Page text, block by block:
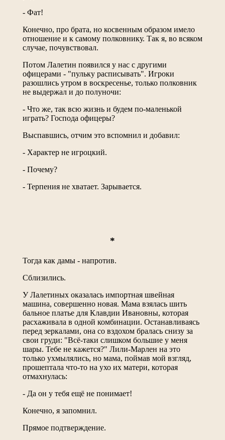
- Фат!
Конечно, про брата, но косвенным образом имело
отношение и к самому полковнику. Так я, во всяком
случае, почувствовал.
Потом Лалетин появился у нас с другими
офицерами - "пульку расписывать". Игроки
разошлись утром в воскресенье, только полковник
не выдержал и до полуночи:
- Что же, так всю жизнь и будем по-маленькой
играть? Господа офицеры?
Выспавшись, отчим это вспомнил и добавил:
- Характер не игроцкий.
- Почему?
- Терпения не хватает. Зарывается.
*
Тогда как дамы - напротив.
Сблизились.
У Лалетиных оказалась импортная швейная
машина, совершенно новая. Мама взялась шить
бальное платье для Клавдии Ивановны, которая
расхаживала в одной комбинации. Останавливаясь
перед зеркалами, она со вздохом бралась снизу за
свои груди: "Всё-таки слишком большие у меня
шары. Тебе не кажется?" Лили-Марлен на это
только ухмылялись, но мама, поймав мой взгляд,
прошептала что-то на ухо их матери, которая
отмахнулась:
- Да он у тебя ещё не понимает!
Конечно, я запомнил.
Прямое подтверждение.